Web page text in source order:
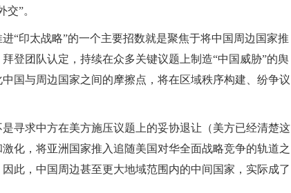
”。
“印太战略”的一个主要招数就是聚焦于将中国周边国家推
登团队认定，持续在众多关键议题上制造“中国威胁”的舆
国与周边国家之间的摩擦点，将在区域秩序构建、纷争议
寻求中方在美方施压议题上的妥协退让（美方已经清楚这
化，将亚洲国家推入追随美国对华全面战略竞争的轨道之
此，中国周边甚至更大地域范围内的中间国家，实际成了